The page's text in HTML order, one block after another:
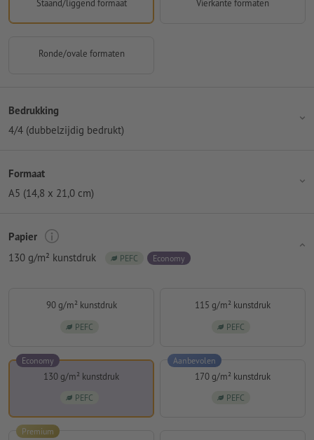
Staand/liggend formaat Vierkante formaten
Ronde/ovale formaten
Bedrukking
4/4 (dubbelzijdig bedrukt)
Formaat
A5 (14,8 x 21,0 cm)
Papier
130 g/m² kunstdruk
PEFC Economy
90 g/m² kunstdruk
PEFC
115 g/m² kunstdruk
PEFC
130 g/m² kunstdruk
PEFC
Economy
170 g/m² kunstdruk
PEFC
Aanbevolen
Premium